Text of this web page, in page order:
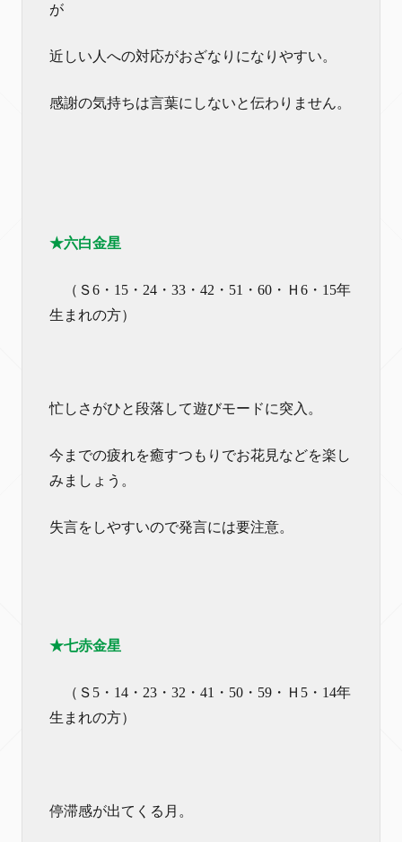
が
近しい人への対応がおざなりになりやすい。
感謝の気持ちは言葉にしないと伝わりません。
★六白金星
（Ｓ6・15・24・33・42・51・60・Ｈ6・15年
生まれの方）
忙しさがひと段落して遊びモードに突入。
今までの疲れを癒すつもりでお花見などを楽し
みましょう。
失言をしやすいので発言には要注意。
★七赤金星
（Ｓ5・14・23・32・41・50・59・Ｈ5・14年
生まれの方）
停滞感が出てくる月。